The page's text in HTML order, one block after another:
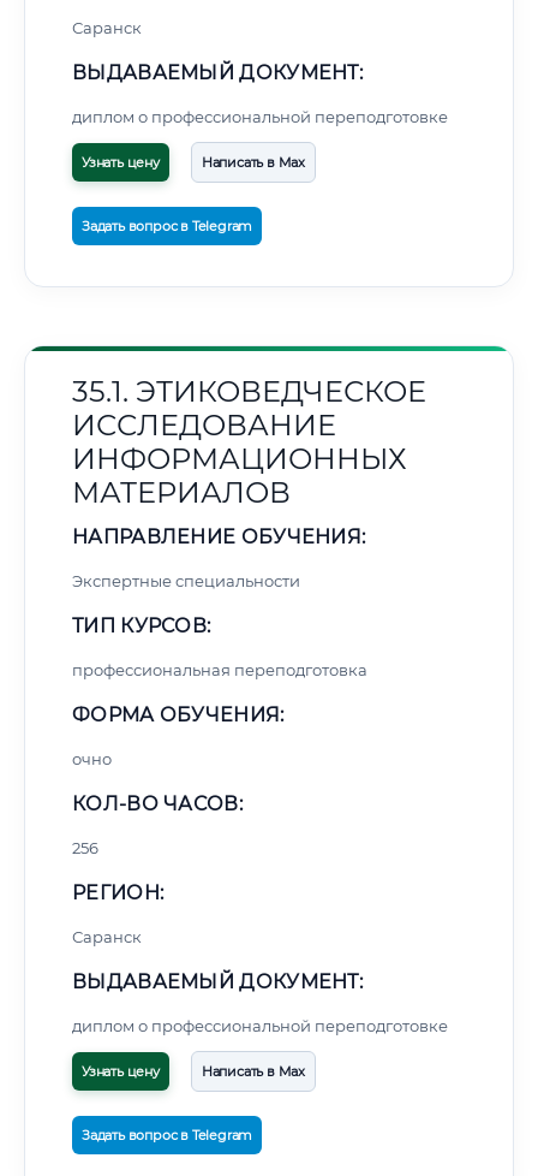
Саранск
ВЫДАВАЕМЫЙ ДОКУМЕНТ:
диплом о профессиональной переподготовке
Узнать цену Написать в Max
Задать вопрос в Telegram
35.1. ЭТИКОВЕДЧЕСКОЕ
ИССЛЕДОВАНИЕ
ИНФОРМАЦИОННЫХ
МАТЕРИАЛОВ
НАПРАВЛЕНИЕ ОБУЧЕНИЯ:
Экспертные специальности
ТИП КУРСОВ:
профессиональная переподготовка
ФОРМА ОБУЧЕНИЯ:
очно
КОЛ-ВО ЧАСОВ:
256
РЕГИОН:
Саранск
ВЫДАВАЕМЫЙ ДОКУМЕНТ:
диплом о профессиональной переподготовке
Узнать цену Написать в Max
Задать вопрос в Telegram